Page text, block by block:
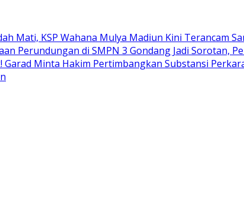
Mati, KSP Wahana Mulya Madiun Kini Terancam
Perundungan di SMPN 3 Gondang Jadi Sorotan,
Garad Minta Hakim Pertimbangkan Substansi